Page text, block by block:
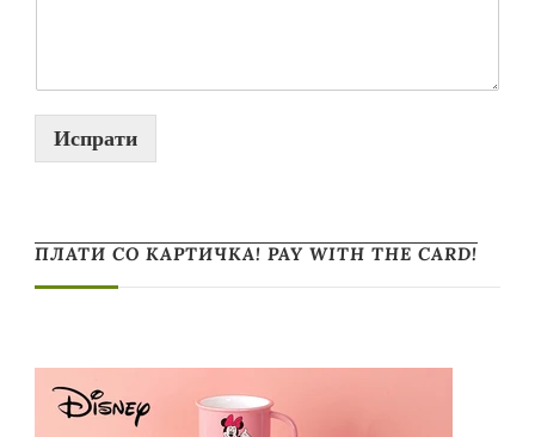
Испрати
ПЛАТИ СО КАРТИЧКА! PAY WITH THE CARD!